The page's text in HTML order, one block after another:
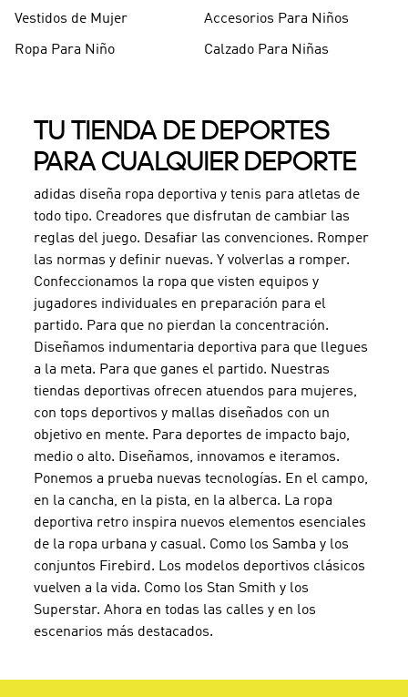
Vestidos de Mujer Accesorios Para Niños
Ropa Para Niño Calzado Para Niñas
TU TIENDA DE DEPORTES
PARA CUALQUIER DEPORTE
adidas diseña ropa deportiva y tenis para atletas de
todo tipo. Creadores que disfrutan de cambiar las
reglas del juego. Desafiar las convenciones. Romper
las normas y definir nuevas. Y volverlas a romper.
Confeccionamos la ropa que visten equipos y
jugadores individuales en preparación para el
partido. Para que no pierdan la concentración.
Diseñamos indumentaria deportiva para que llegues
a la meta. Para que ganes el partido. Nuestras
tiendas deportivas ofrecen atuendos para mujeres,
con tops deportivos y mallas diseñados con un
objetivo en mente. Para deportes de impacto bajo,
medio o alto. Diseñamos, innovamos e iteramos.
Ponemos a prueba nuevas tecnologías. En el campo,
en la cancha, en la pista, en la alberca. La ropa
deportiva retro inspira nuevos elementos esenciales
de la ropa urbana y casual. Como los Samba y los
conjuntos Firebird. Los modelos deportivos clásicos
vuelven a la vida. Como los Stan Smith y los
Superstar. Ahora en todas las calles y en los
escenarios más destacados.